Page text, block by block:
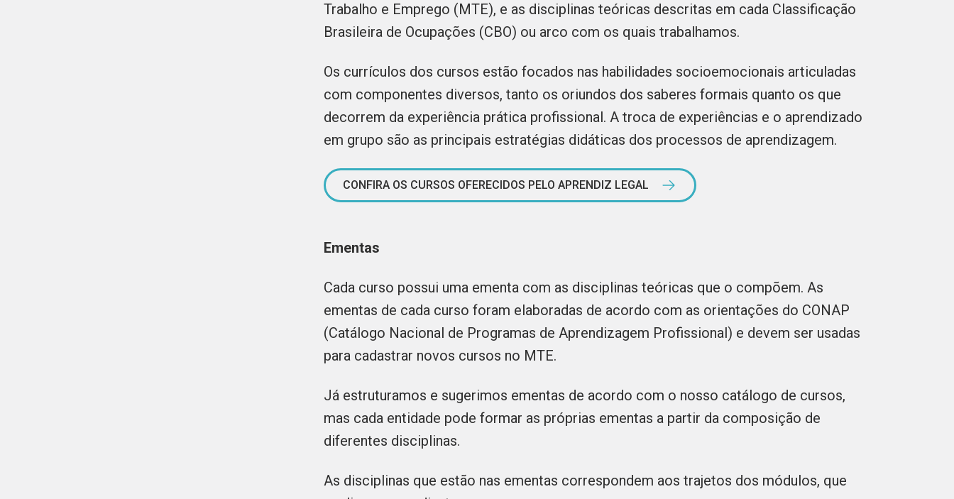
Trabalho e Emprego (MTE), e as disciplinas teóricas descritas em cada Classificação
Brasileira de Ocupações (CBO) ou arco com os quais trabalhamos.
Os currículos dos cursos estão focados nas habilidades socioemocionais articuladas
com componentes diversos, tanto os oriundos dos saberes formais quanto os que
decorrem da experiência prática profissional. A troca de experiências e o aprendizado
em grupo são as principais estratégias didáticas dos processos de aprendizagem.
CONFIRA OS CURSOS OFERECIDOS PELO APRENDIZ LEGAL
Ementas
Cada curso possui uma ementa com as disciplinas teóricas que o compõem. As
ementas de cada curso foram elaboradas de acordo com as orientações do CONAP
(Catálogo Nacional de Programas de Aprendizagem Profissional) e devem ser usadas
para cadastrar novos cursos no MTE.
Já estruturamos e sugerimos ementas de acordo com o nosso catálogo de cursos,
mas cada entidade pode formar as próprias ementas a partir da composição de
diferentes disciplinas.
As disciplinas que estão nas ementas correspondem aos trajetos dos módulos, que